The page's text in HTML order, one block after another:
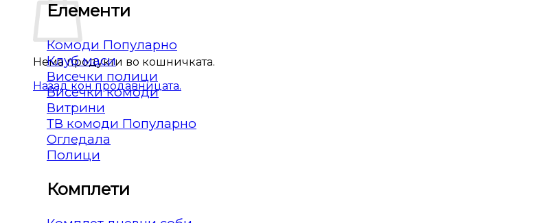
Нема продукти во кошничката.
Назад кон продавницата.
Елементи
Комоди
Клуб маси
Висечки полици
Висечки комоди
Витрини
ТВ комоди
Огледала
Полици
Комплети